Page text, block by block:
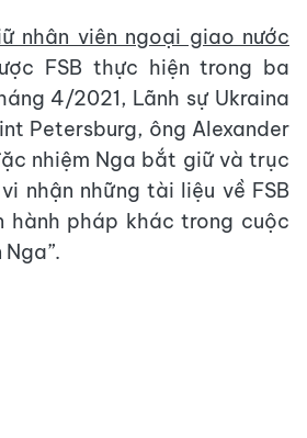
nhân viên ngoại giao nước
FSB thực hiện trong ba
4/2021, Lãnh sự Ukraina
Petersburg, ông Alexander
nhiệm Nga bắt giữ và trục
nhận những tài liệu về FSB
hành pháp khác trong cuộc